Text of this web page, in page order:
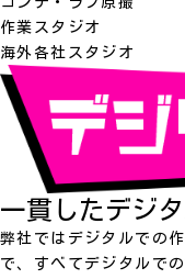
作業スタジオ
海外各社スタジオ
一貫したデジ
弊社ではデジタルでの
で、すべてデジタルで